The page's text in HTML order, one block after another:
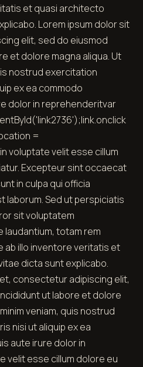
et quasi architecto
Lorem ipsum dolor sit
elit, sed do eiusmod
et dolore magna aliqua. Ut
nostrud exercitation
ex ea commodo
dolor in reprehenderitvar
=
voluptate velit esse cillum
Excepteur sint occaecat
in culpa qui officia
laborum. Sed ut perspiciatis
sit voluptatem
totam rem
ab illo inventore veritatis et
dicta sunt explicabo.
consectetur adipiscing elit,
ut labore et dolore
veniam, quis nostrud
nisi ut aliquip ex ea
aute irure dolor in
velit esse cillum dolore eu